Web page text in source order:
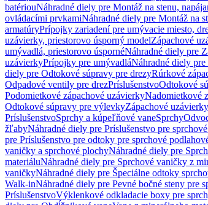
batériouNáhradné diely pre Montáž na stenu,
ovládacími prvkamiNáhradné diely pre Montáž na
armatúryPrípojky zariadení pre umývacie miesto,
uzávierky, priestorovo úsporný modelZápachové
umývadlá, priestorovo úspornéNáhradné diely pre
uzávierkyPrípojky pre umývadláNáhradné diely
diely pre Odtokové súpravy pre drezyRúrkové
Odpadové ventily pre drezPríslušenstvoOdtokové
Podomietkové zápachové uzávierkyNadomietkové
Odtokové súpravy pre výlevkyZápachové uzávierky
PríslušenstvoSprchy a kúpeľňové vaneSprchy
žľabyNáhradné diely pre Príslušenstvo pre
pre Príslušenstvo pre odtoky pre sprchové
vaničky a sprchové plochyNáhradné diely pre
materiáluNáhradné diely pre Sprchové vaničky z
vaničkyNáhradné diely pre Špeciálne odtoky
Walk-inNáhradné diely pre Pevné bočné steny pre
PríslušenstvoVýklenkové odkladacie boxy pre